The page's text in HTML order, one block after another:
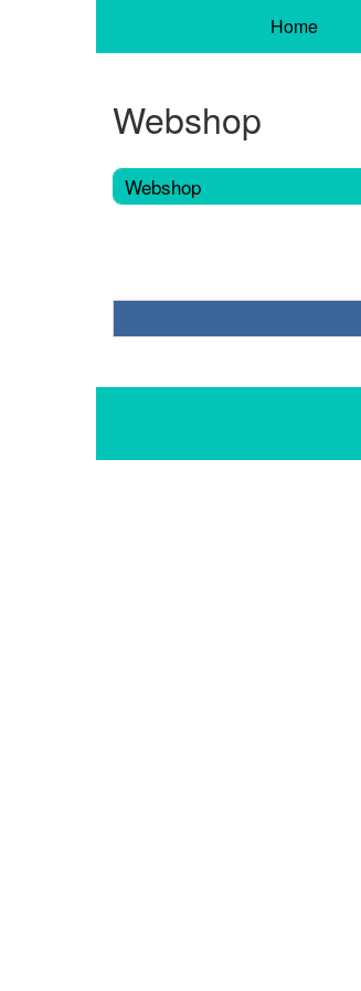
Home
Webshop
Webshop